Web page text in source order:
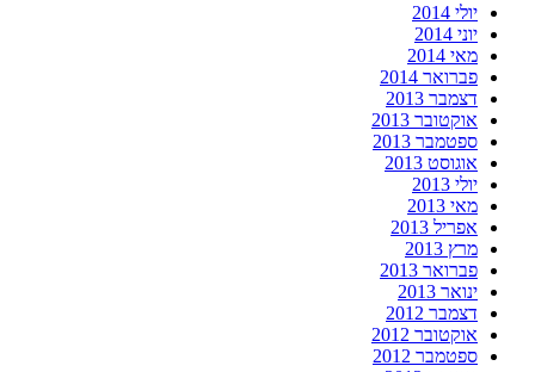
יולי 2014
יוני 2014
מאי 2014
פברואר 2014
דצמבר 2013
אוקטובר 2013
ספטמבר 2013
אוגוסט 2013
יולי 2013
מאי 2013
אפריל 2013
מרץ 2013
פברואר 2013
ינואר 2013
דצמבר 2012
אוקטובר 2012
ספטמבר 2012